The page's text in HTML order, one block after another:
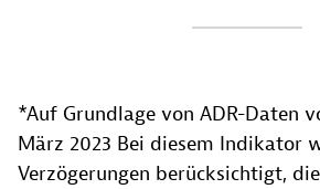
*Auf Grundlage von ADR-Daten
März 2023 Bei diesem Indikator
Verzögerungen berücksichtigt,